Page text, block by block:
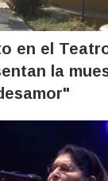
en el
la